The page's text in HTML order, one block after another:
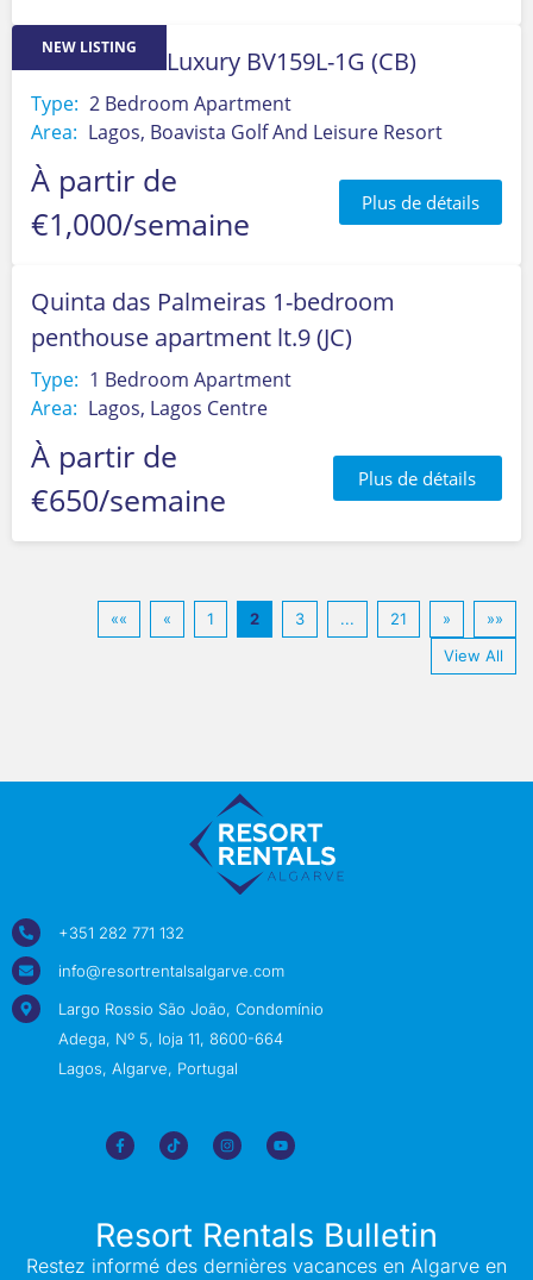
NEW LISTING
Ocean View Luxury BV159L-1G (CB)
Type: 2 Bedroom Apartment
Area: Lagos, Boavista Golf And Leisure Resort
À partir de
€1,000/semaine
Plus de détails
Quinta das Palmeiras 1-bedroom
penthouse apartment lt.9 (JC)
Type: 1 Bedroom Apartment
Area: Lagos, Lagos Centre
À partir de
€650/semaine
Plus de détails
«« « 1 2 3 ... 21 »
»»
View All
+351 282 771 132
info@resortrentalsalgarve.com
Largo Rossio São João, Condomínio
Adega, Nº 5, loja 11, 8600-664
Lagos, Algarve, Portugal
Resort Rentals Bulletin
Restez informé des dernières vacances en Algarve en